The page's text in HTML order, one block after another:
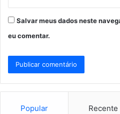
Salvar meus dados neste
eu comentar.
Popular Recente